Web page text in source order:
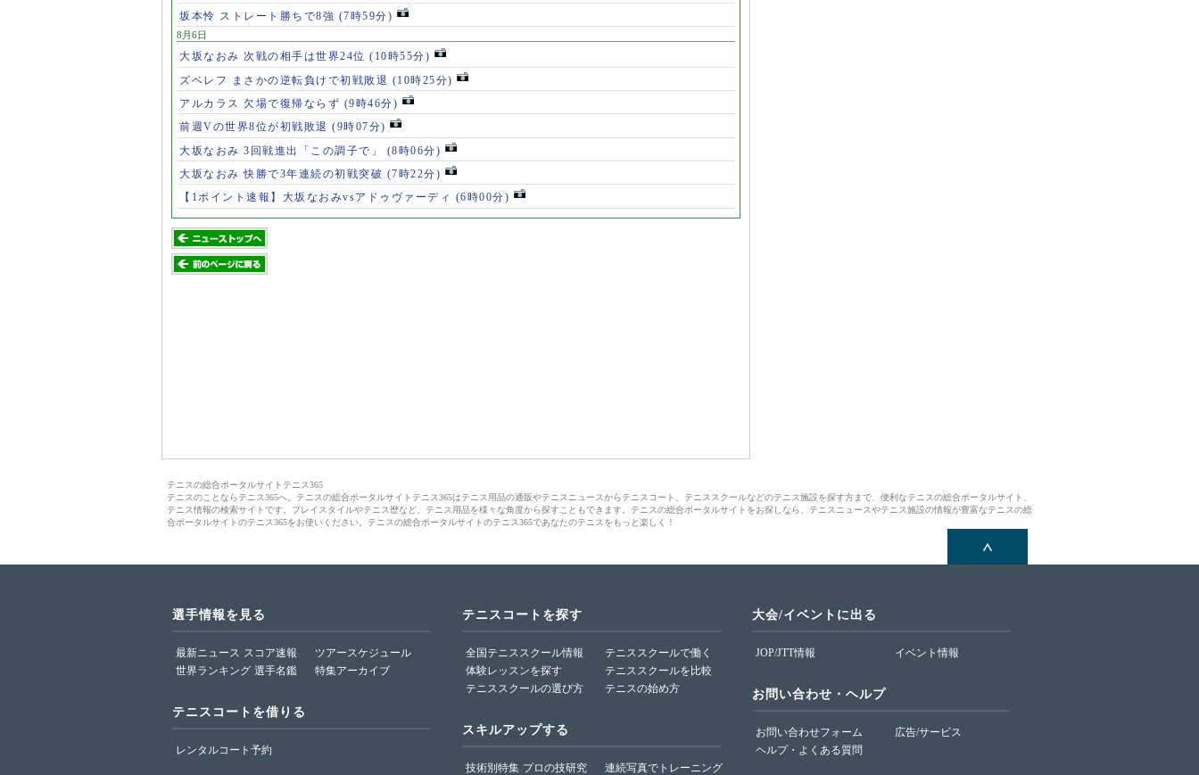
坂本怜 ストレート勝ちで8強 (7時59分)
8月6日
大坂なおみ 次戦の相手は世界24位 (10時55分)
ズベレフ まさかの逆転負けで初戦敗退 (10時25分)
アルカラス 欠場で復帰ならず (9時46分)
前週Vの世界8位が初戦敗退 (9時07分)
大坂なおみ 3回戦進出「この調子で」 (8時06分)
大坂なおみ 快勝で3年連続の初戦突破 (7時22分)
【1ポイント速報】大坂なおみvsアドゥヴァーディ (6時00分)
テニスの総合ポータルサイトテニス365
テニスのことならテニス365へ。テニスの総合ポータルサイトテニス365はテニス用品の通販やテニスニュースからテニスコート、テニススクールなどのテニス施設を探す方まで、便利なテニスの総合ポータルサイト、
テニス情報の検索サイトです。プレイスタイルやテニス歴など、テニス用品を様々な角度から探すこともできます。テニスの総合ポータルサイトをお探しなら、テニスニュースやテニス施設の情報が豊富なテニスの総
合ポータルサイトのテニス365をお使いください。テニスの総合ポータルサイトのテニス365であなたのテニスをもっと楽しく！
選手情報を見る
最新ニュース スコア速報
世界ランキング 選手名鑑
ツアースケジュール
特集アーカイブ
テニスコートを借りる
レンタルコート予約
テニスコートを探す
全国テニススクール情報
体験レッスンを探す
テニススクールの選び方
テニススクールで働く
テニススクールを比較
テニスの始め方
スキルアップする
技術別特集 プロの技研究 連続写真でトレーニング
大会/イベントに出る
JOP/JTT情報 イベント情報
お問い合わせ・ヘルプ
お問い合わせフォーム
ヘルプ・よくある質問
広告/サービス